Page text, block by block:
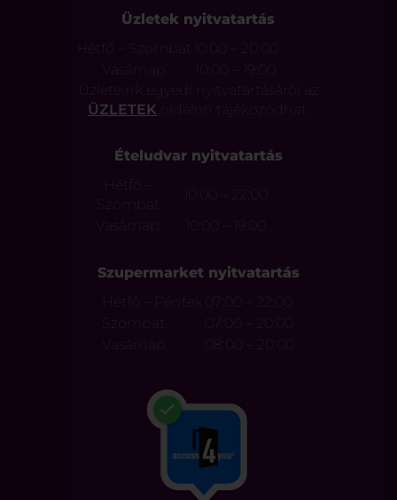
Üzletek nyitvatartás
Hétfő – Szombat
10:00 – 20:00
Vasárnap
Üzleteink egyedi nyitvatartásáról az
ÜZLETEK oldalon tájékozódhat.
Ételudvar nyitvatartás
Hétfő –
Szombat
10:00 – 22:00
Vasárnap
Szupermarket nyitvatartás
Hétfő – Péntek
07:00 – 22:00
Szombat
07:00 – 20:00
Vasárnap
08:00 – 20:00